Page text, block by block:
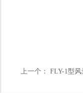
上一个： FLY-1型